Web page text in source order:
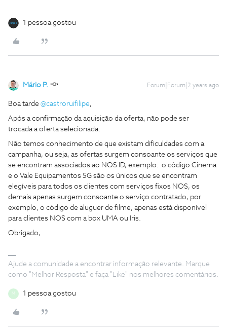
1 pessoa gostou
Mário P. Forum|Forum|2 years ago
Boa tarde @castroruifilipe,
Após a confirmação da aquisição da oferta, não pode ser
trocada a oferta selecionada.
Não temos conhecimento de que existam dificuldades com a
campanha, ou seja, as ofertas surgem consoante os serviços que
se encontram associados ao NOS ID, exemplo: o código Cinema
e o Vale Equipamentos 5G são os únicos que se encontram
elegíveis para todos os clientes com serviços fixos NOS, os
demais apenas surgem consoante o serviço contratado, por
exemplo, o código de aluguer de filme, apenas está disponível
para clientes NOS com a box UMA ou Iris.
Obrigado,
Ajude a comunidade a encontrar informação relevante. Marque
como "Melhor Resposta" e faça "Like" nos melhores comentários.
M 1 pessoa gostou